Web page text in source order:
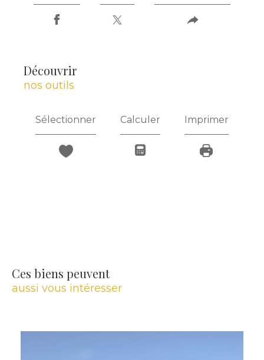
découvrir
nos outils
Sélectionner Calculer Imprimer
Ces biens peuvent
aussi vous intéresser